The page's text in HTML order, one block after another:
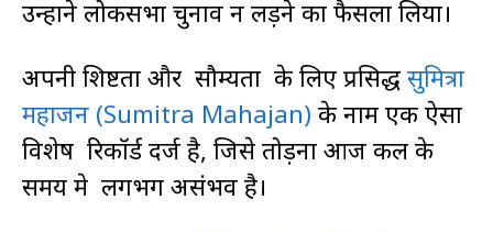
उन्होंने लोकसभा चुनाव न लड़ने का फैसला लिया।
अपनी शिष्टता और सौम्यता के लिए प्रसिद्ध सुमित्रा
महाजन (Sumitra Mahajan) के नाम एक ऐसा
विशेष रिकॉर्ड दर्ज है, जिसे तोड़ना आज कल के
समय मे लगभग असंभव है।